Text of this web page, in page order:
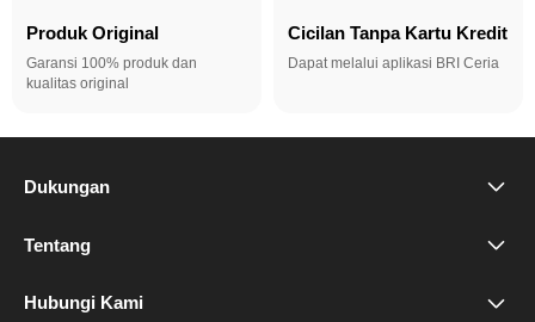
Produk Original
Garansi 100% produk dan
kualitas original
Cicilan Tanpa Kartu Kredit
Dapat melalui aplikasi BRI Ceria
Dukungan
FAQ
Tempat Pusat Perbaikan
Tentang
Brand Kami
Hubungi Kami